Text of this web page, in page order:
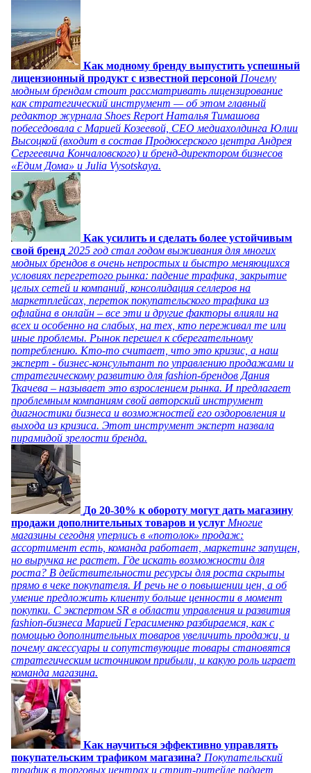
Как модному бренду выпустить успешный
лицензионный продукт с известной персоной Почему
модным брендам стоит рассматривать лицензирование
как стратегический инструмент — об этом главный
редактор журнала Shoes Report Наталья Тимашова
побеседовала с Марией Козеевой, СЕО медиахолдинга Юлии
Высоцкой (входит в состав Продюсерского центра Андрея
Сергеевича Кончаловского) и бренд-директором бизнесов
«Едим Дома» и Julia Vysotskaya.
Как усилить и сделать более устойчивым
свой бренд 2025 год стал годом выживания для многих
модных брендов в очень непростых и быстро меняющихся
условиях перегретого рынка: падение трафика, закрытие
целых сетей и компаний, консолидация селлеров на
маркетплейсах, переток покупательского трафика из
офлайна в онлайн – все эти и другие факторы влияли на
всех и особенно на слабых, на тех, кто переживал те или
иные проблемы. Рынок перешел к сберегательному
потреблению. Кто-то считает, что это кризис, а наш
эксперт - бизнес-консультант по управлению продажами и
стратегическому развитию для fashion-брендов Дания
Ткачева – называет это взрослением рынка. И предлагает
проблемным компаниям свой авторский инструмент
диагностики бизнеса и возможностей его оздоровления и
выхода из кризиса. Этот инструмент эксперт назвала
пирамидой зрелости бренда.
До 20-30% к обороту могут дать магазину
продажи дополнительных товаров и услуг Многие
магазины сегодня уперлись в «потолок» продаж:
ассортимент есть, команда работает, маркетинг запущен,
но выручка не растет. Где искать возможности для
роста? В действительности ресурсы для роста скрыты
прямо в чеке покупателя. И речь не о повышении цен, а об
умение предложить клиенту больше ценности в момент
покупки. С экспертом SR в области управления и развития
fashion-бизнеса Марией Герасименко разбираемся, как с
помощью дополнительных товаров увеличить продажи, и
почему аксессуары и сопутствующие товары становятся
стратегическим источником прибыли, и какую роль играет
команда магазина.
Как научиться эффективно управлять
покупательским трафиком магазина? Покупательский
трафик в торговых центрах и стрит-ритейле падает,